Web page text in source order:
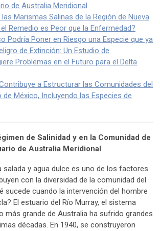
de Australia Meridional
las Marismas Salinas de la Región de Nueva
Remedio es Peor que la Enfermedad?
Podría Poner en Riesgo una Especie que ya
de Extinción: Un Estudio de
Problemas en el Futuro para el Delta
a Estructurar las Comunidades del
de México, Incluyendo las Especies de
de Salinidad y en la Comunidad de
de Australia Meridional
salada y agua dulce es uno de los factores
con la diversidad de la comunidad del
sucede cuando la intervención del hombre
El estuario del Río Murray, el sistema
más grande de Australia ha sufrido grandes
décadas. En 1940, se construyeron